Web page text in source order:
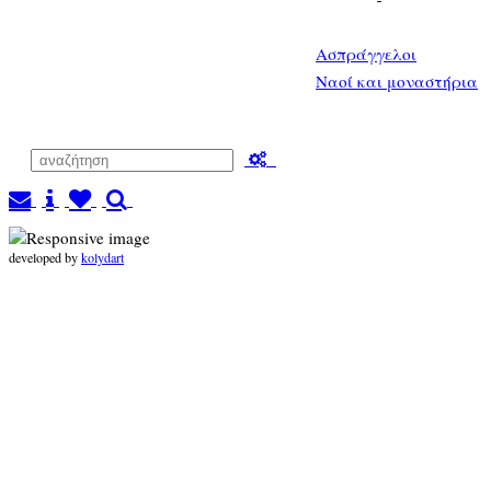
Ασπράγγελοι
Ναοί και μοναστήρια
developed bykolydart